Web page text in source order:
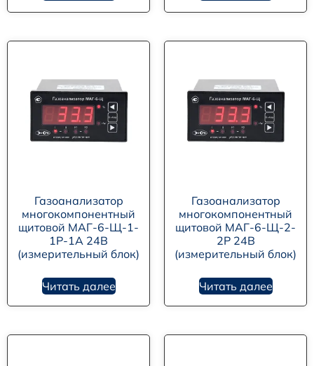
Газоанализатор
многокомпонентный
щитовой МАГ-6-Щ-1-
1Р-1А 24В
(измерительный блок)
Читать далее
Газоанализатор
многокомпонентный
щитовой МАГ-6-Щ-2-
2Р 24В
(измерительный блок)
Читать далее